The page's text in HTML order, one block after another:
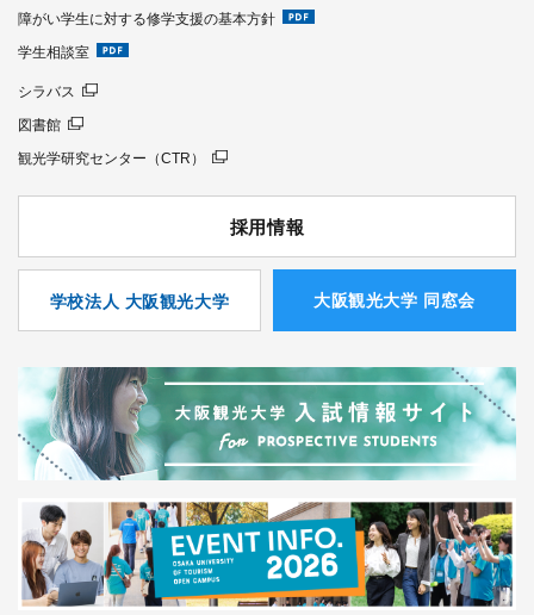
障がい学生に対する修学支援の基本方針
学生相談室
シラバス
図書館
観光学研究センター（CTR）
採用情報
学校法人 大阪観光大学 ⼤阪観光⼤学 同窓会